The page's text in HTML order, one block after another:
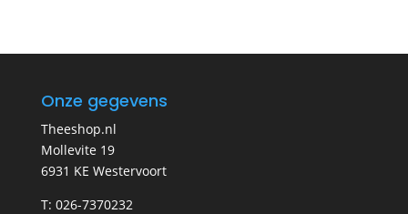
Onze gegevens
Theeshop.nl
Mollevite 19
6931 KE Westervoort
T: 026-7370232